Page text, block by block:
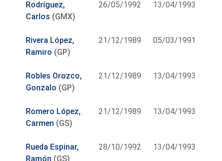
Rodríguez,
Carlos (GMX)
26/05/1992
13/04/1993
Rivera López,
Ramiro (GP)
21/12/1989 05/03/1991
Robles Orozco,
Gonzalo (GP)
21/12/1989 13/04/1993
Romero López,
Carmen (GS)
21/12/1989 13/04/1993
Rueda Espinar,
Ramón (GS)
28/10/1992 13/04/1993